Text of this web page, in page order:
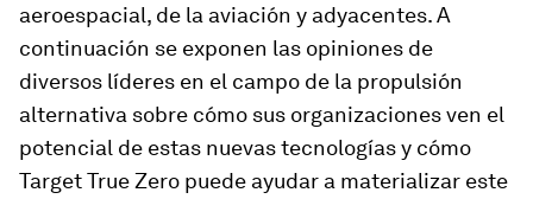
aeroespacial, de la aviación y adyacentes. A
continuación se exponen las opiniones de
diversos líderes en el campo de la propulsión
alternativa sobre cómo sus organizaciones ven el
potencial de estas nuevas tecnologías y cómo
Target True Zero puede ayudar a materializar este